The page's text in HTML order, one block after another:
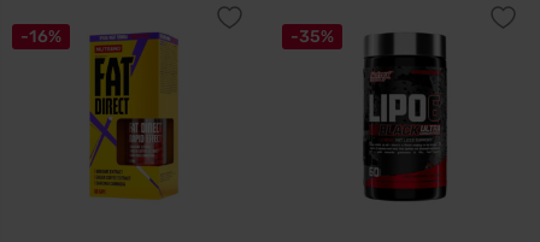
-16% -35%